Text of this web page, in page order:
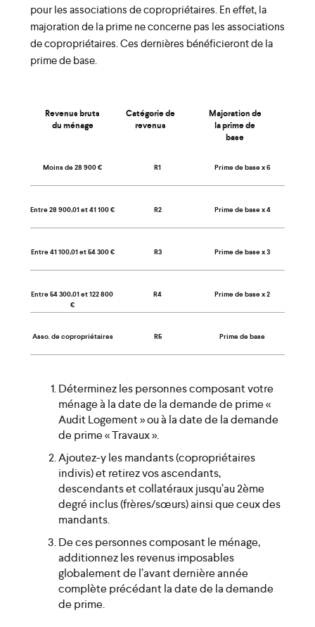
pour les associations de copropriétaires. En effet, la
majoration de la prime ne concerne pas les associations
de copropriétaires. Ces dernières bénéficieront de la
prime de base.
Revenus bruts
du ménage
Catégorie de
revenus
Majoration de
la prime de
base
Moins de28 900 € R1 Prime de basex 6
Entre28 900,01et41 100 € R2 Prime de basex 4
Entre41 100,01et54 300 € R3 Prime de basex 3
Entre54 300,01et122 800
€
R4 Prime de basex 2
Asso. de copropriétaires R5 Prime de base
Déterminez les personnes composant votre
ménage à la date de la demande de prime «
Audit Logement » ou à la date de la demande
de prime « Travaux ».
Ajoutez-y les mandants (copropriétaires
indivis) et retirez vos ascendants,
descendants et collatéraux jusqu’au 2ème
degré inclus (frères/sœurs) ainsi que ceux des
mandants.
De ces personnes composant le ménage,
additionnez les revenus imposables
globalement de l’avant dernière année
complète précédant la date de la demande
de prime.